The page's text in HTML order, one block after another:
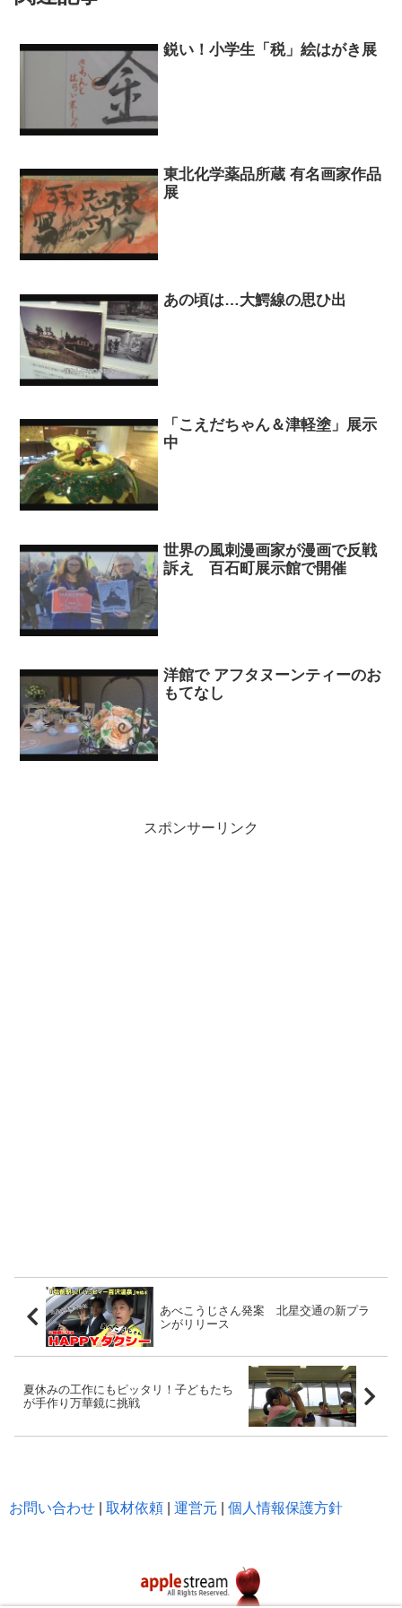
鋭い！小学生「税」絵はがき展
東北化学薬品所蔵 有名画家作品
展
あの頃は…大鰐線の思ひ出
「こえだちゃん＆津軽塗」展示
中
世界の風刺漫画家が漫画で反戦
訴え 百石町展示館で開催
洋館で アフタヌーンティーのお
もてなし
スポンサーリンク
あべこうじさん発案 北星交通の新プラ
ンがリリース
夏休みの工作にもピッタリ！子どもたち
が手作り万華鏡に挑戦
お問い合わせ 取材依頼 運営元 個人情報保護方針